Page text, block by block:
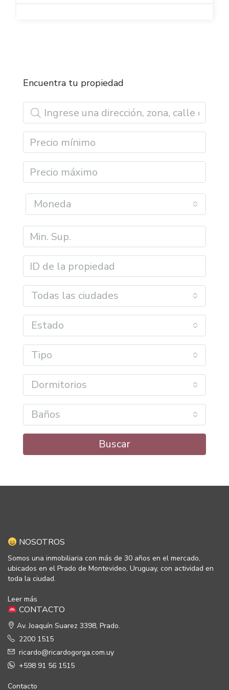
Encuentra tu propiedad
Moneda
Todas las ciudades
Estado
Tipo
Dormitorios
Baños
Buscar
NOSOTROS
Somos una inmobiliaria con más de 30 años en el mercado,
ubicados en el Prado de Montevideo, Uruguay, con actividad en
toda la ciudad.
Leer más
CONTACTO
Av. Joaquín Suarez 3398, Prado.
2200 1515
ricardo@ricardogorga.com.uy
+598 91 56 1515
Contacto